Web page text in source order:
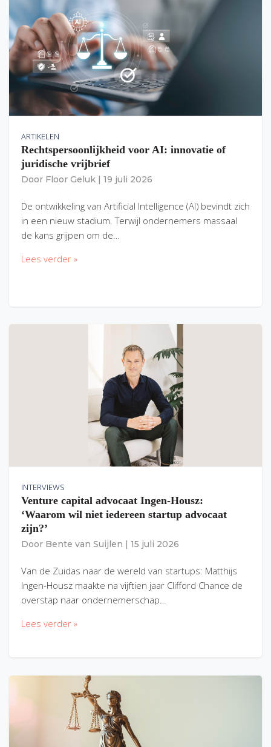
ARTIKELEN
Rechtspersoonlijkheid voor AI: innovatie of
juridische vrijbrief
Door Floor Geluk 19 juli 2026
De ontwikkeling van Artificial Intelligence (AI) bevindt zich
in een nieuw stadium. Terwijl ondernemers massaal
de kans grijpen om de…
Lees verder »
INTERVIEWS
Venture capital advocaat Ingen-Housz:
‘Waarom wil niet iedereen startup advocaat
zijn?’
Door Bente van Suijlen 15 juli 2026
Van de Zuidas naar de wereld van startups: Matthijs
Ingen-Housz maakte na vijftien jaar Clifford Chance de
overstap naar ondernemerschap…
Lees verder »